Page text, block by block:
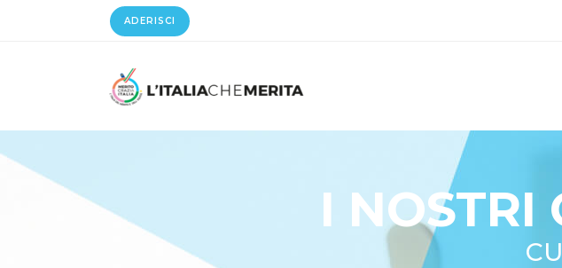
ADERISCI
I NOSTRI